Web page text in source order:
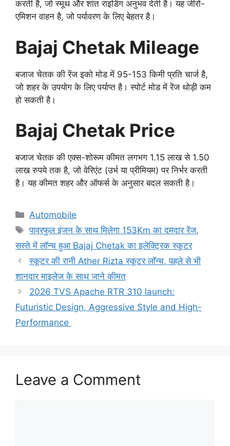
करती है, जो स्मूथ और शांत राइडिंग अनुभव देती है। यह जीरो-
एमिशन वाहन है, जो पर्यावरण के लिए बेहतर है।
Bajaj Chetak Mileage
बजाज चेतक की रेंज इको मोड में 95-153 किमी प्रति चार्ज है,
जो शहर के उपयोग के लिए पर्याप्त है। स्पोर्ट मोड में रेंज थोड़ी कम
हो सकती है।
Bajaj Chetak Price
बजाज चेतक की एक्स-शोरूम कीमत लगभग 1.15 लाख से 1.50
लाख रुपये तक है, जो वेरिएंट (उर्भ या प्रीमियम) पर निर्भर करती
है। यह कीमत शहर और ऑफर्स के अनुसार बदल सकती है।
Categories
Automobile
Tags
पावरफुल इंजन के साथ मिलेगा 153Km का दमदार रेंज,
सस्ते में लॉन्च हुआ Bajaj Chetak का इलेक्ट्रिक स्कूटर
स्कूटर की रानी Ather Rizta स्कूटर लॉन्च, पहले से भी
शानदार माइलेज के साथ जाने कीमत
2026 TVS Apache RTR 310 launch:
Futuristic Design, Aggressive Style and High-
Performance
Leave a Comment